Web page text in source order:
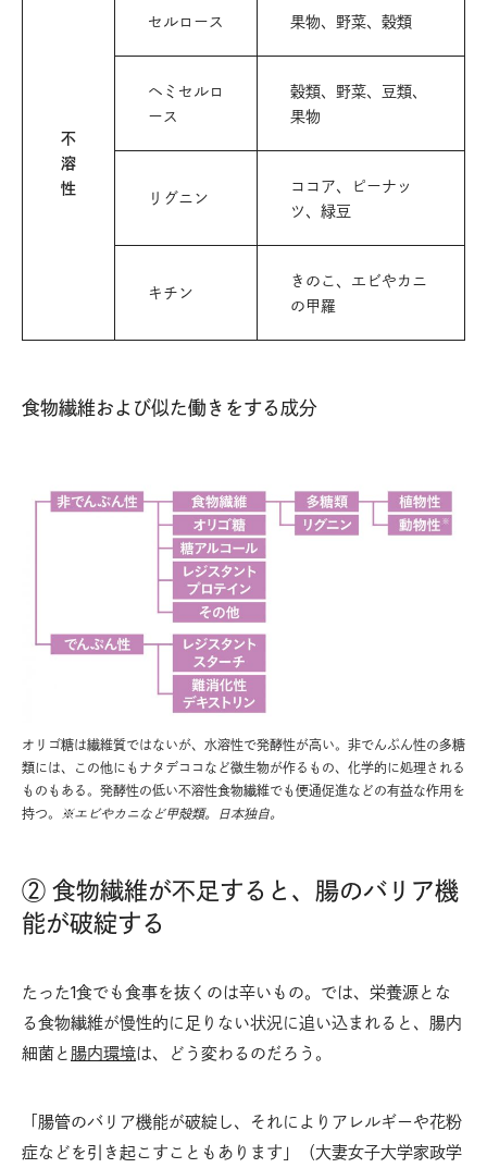
不
溶
性
セルロース 果物、野菜、穀類
ヘミセルロ
ース
穀類、野菜、豆類、
果物
リグニン
ココア、ピーナッ
ツ、緑豆
キチン
きのこ、エビやカニ
の甲羅
食物繊維および似た働きをする成分
オリゴ糖は繊維質ではないが、水溶性で発酵性が高い。非でんぷん性の多糖
類には、この他にもナタデココなど微生物が作るもの、化学的に処理される
ものもある。発酵性の低い不溶性食物繊維でも便通促進などの有益な作用を
持つ。
※エビやカニなど甲殻類。日本独自。
② 食物繊維が不足すると、腸のバリア機
能が破綻する
たった1食でも食事を抜くのは辛いもの。では、栄養源とな
る食物繊維が慢性的に足りない状況に追い込まれると、腸内
細菌と 腸内環境は、どう変わるのだろう。
「腸管のバリア機能が破綻し、それによりアレルギーや花粉
症などを引き起こすこともあります」（大妻女子大学家政学